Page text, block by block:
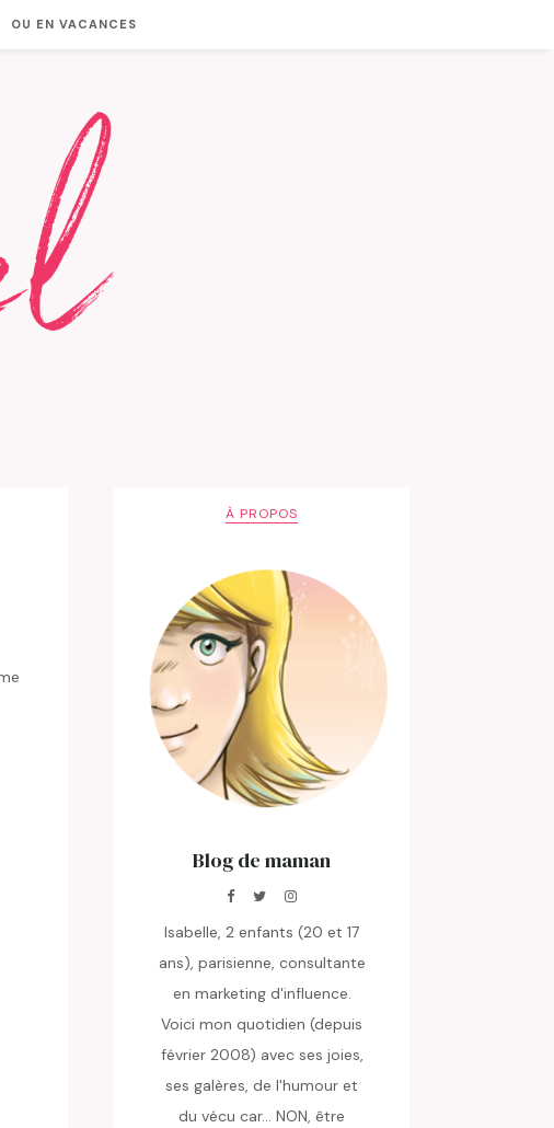
OU EN VACANCES
À PROPOS
Blog de maman
Isabelle, 2 enfants (20 et 17
ans), parisienne, consultante
en marketing d'influence.
Voici mon quotidien (depuis
février 2008) avec ses joies,
ses galères, de l'humour et
du vécu car... NON, être